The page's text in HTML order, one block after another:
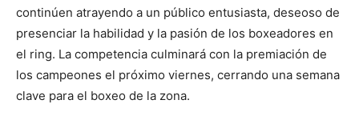
continúen atrayendo a un público entusiasta, deseoso de
presenciar la habilidad y la pasión de los boxeadores en
el ring. La competencia culminará con la premiación de
los campeones el próximo viernes, cerrando una semana
clave para el boxeo de la zona.